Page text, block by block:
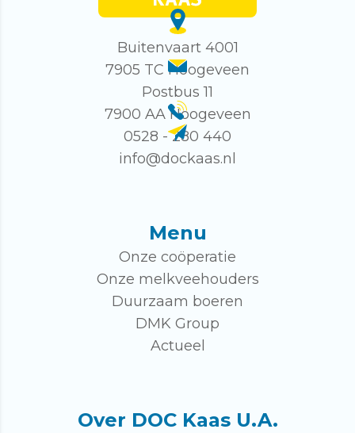
Buitenvaart 4001
7905 TC Hoogeveen
Postbus 11
7900 AA Hoogeveen
0528 - 280 440
info@dockaas.nl
Menu
Onze coöperatie
Onze melkveehouders
Duurzaam boeren
DMK Group
Actueel
Over DOC Kaas U.A.